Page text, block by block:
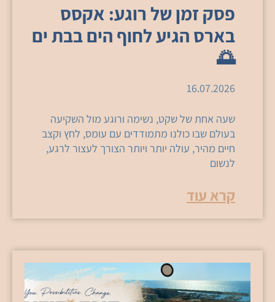
פסק זמן של רוגע: אקסס
בארס הגיע לחוף הים בבת ים
🌅
16.07.2026
שעה אחת של שקט, נשימה ורוגע מול השקיעה
בעולם שבו כולנו מתמודדים עם עומס, לחץ וקצב
חיים מהיר, עולה יותר ויותר הצורך לעצור לרגע,
לנשום
קרא עוד